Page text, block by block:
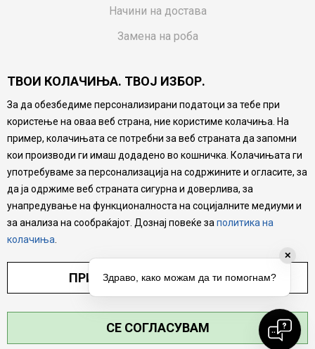
Начини на достава
Замена на роба
Ваучери
Product Finder
FAQs
Настојуваме да бидеме што попрецизни во описот на
производите, прикажување на слики и цени, но не
можеме да гарантираме дека сите информации се
комплетни и без грешка. Сите производи се дел од
нашата понуда, но не се подразбира дека мора да се
достапни во секој момент.
. СИТЕ ПРАВА ЗАДРЖАНИ.
ТВОИ КОЛАЧИЊА. ТВОЈ ИЗБОР.
За да обезбедиме персонализирани податоци за тебе при
користење на оваа веб страна, ние користиме колачиња. На
пример, колачињата се потребни за веб страната да запомни
кои производи ги имаш додадено во кошничка. Колачињата ги
употребуваме за персонализација на содржините и огласите, за
да ја одржиме веб страната сигурна и доверлива, за
унапредување на функционалноста на социјалните медиуми и
за анализа на сообраќајот. Дознај повеќе за политика на
колачиња
ПРИЛАГОДИ ПОСТАВУВАЊА
СЕ СОГЛАСУВАМ
✕
Здраво, како можам да ти помогнам?